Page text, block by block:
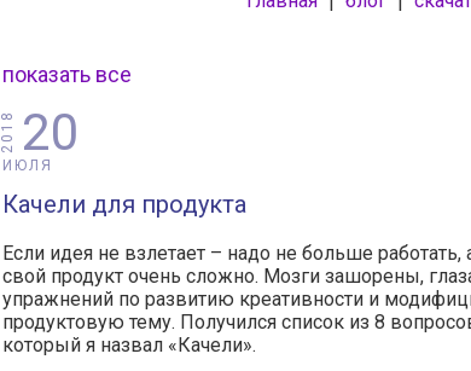
показать все
20
ИЮЛЯ
2018
Качели для продукта
Если идея не взлетает – надо не больше
свой продукт очень сложно. Мозги зашорены,
упражнений по развитию креативности и
продуктовую тему. Получился список из 8
который я назвал «Качели».